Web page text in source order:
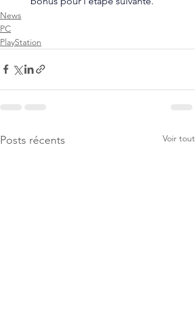
News
PC
PlayStation
Posts récents Voir tout